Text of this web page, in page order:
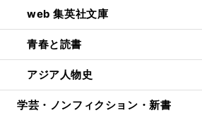
web 集英社文庫
青春と読書
アジア人物史
学芸・ノンフィクション・新書